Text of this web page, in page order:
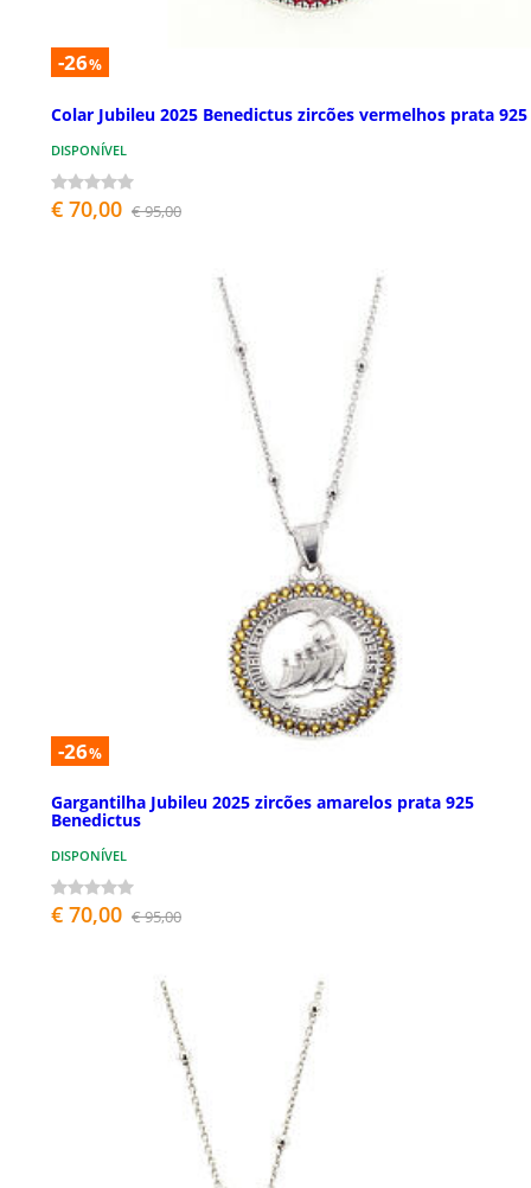
-26%
Colar Jubileu 2025 Benedictus zircões vermelhos prata 925
DISPONÍVEL
€ 70,00 € 95,00
-26%
Gargantilha Jubileu 2025 zircões amarelos prata 925
Benedictus
DISPONÍVEL
€ 70,00 € 95,00